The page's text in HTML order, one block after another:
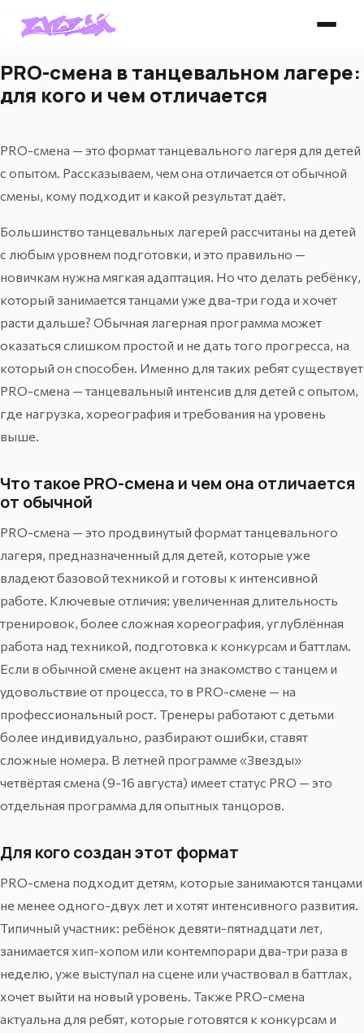
12 марта 2026 г. · 6 мин
PRO-смена в танцевальном лагере:
для кого и чем отличается
PRO-смена — это формат танцевального лагеря для детей
с опытом. Рассказываем, чем она отличается от обычной
смены, кому подходит и какой результат даёт.
Большинство танцевальных лагерей рассчитаны на детей
с любым уровнем подготовки, и это правильно —
новичкам нужна мягкая адаптация. Но что делать ребёнку,
который занимается танцами уже два-три года и хочет
расти дальше? Обычная лагерная программа может
оказаться слишком простой и не дать того прогресса, на
который он способен. Именно для таких ребят существует
PRO-смена — танцевальный интенсив для детей с опытом,
где нагрузка, хореография и требования на уровень
выше.
Что такое PRO-смена и чем она отличается
от обычной
PRO-смена — это продвинутый формат танцевального
лагеря, предназначенный для детей, которые уже
владеют базовой техникой и готовы к интенсивной
работе. Ключевые отличия: увеличенная длительность
тренировок, более сложная хореография, углублённая
работа над техникой, подготовка к конкурсам и баттлам.
Если в обычной смене акцент на знакомство с танцем и
удовольствие от процесса, то в PRO-смене — на
профессиональный рост. Тренеры работают с детьми
более индивидуально, разбирают ошибки, ставят
сложные номера. В летней программе «Звезды»
четвёртая смена (9-16 августа) имеет статус PRO — это
отдельная программа для опытных танцоров.
Для кого создан этот формат
PRO-смена подходит детям, которые занимаются танцами
не менее одного-двух лет и хотят интенсивного развития.
Типичный участник: ребёнок девяти-пятнадцати лет,
занимается хип-хопом или контемпорари два-три раза в
неделю, уже выступал на сцене или участвовал в баттлах,
хочет выйти на новый уровень. Также PRO-смена
актуальна для ребят, которые готовятся к конкурсам и